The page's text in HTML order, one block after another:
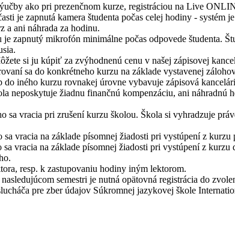
ako pri prezenčnom kurze, registráciou na Live
je zapnutá kamera študenta počas celej hodiny -
a ani náhrada za hodinu.
je zapnutý mikrofón minimálne počas odpovede študenta.
si ju kúpiť za zvýhodnenú cenu v našej zápisovej
sa do konkrétneho kurzu na základe vystavenej
do iného kurzu rovnakej úrovne vybavuje zápisová
neposkytuje žiadnu finančnú kompenzáciu, ani náhradnú
sa vracia pri zrušení kurzu školou. Škola si vyhradzuje
sa vracia na základe písomnej žiadosti pri vystúpení z kurzu
sa vracia na základe písomnej žiadosti pri vystúpení z
resp. k zastupovaniu hodiny iným lektorom.
semestri je nutná opätovná registrácia do
pre zber údajov Súkromnej jazykovej škole